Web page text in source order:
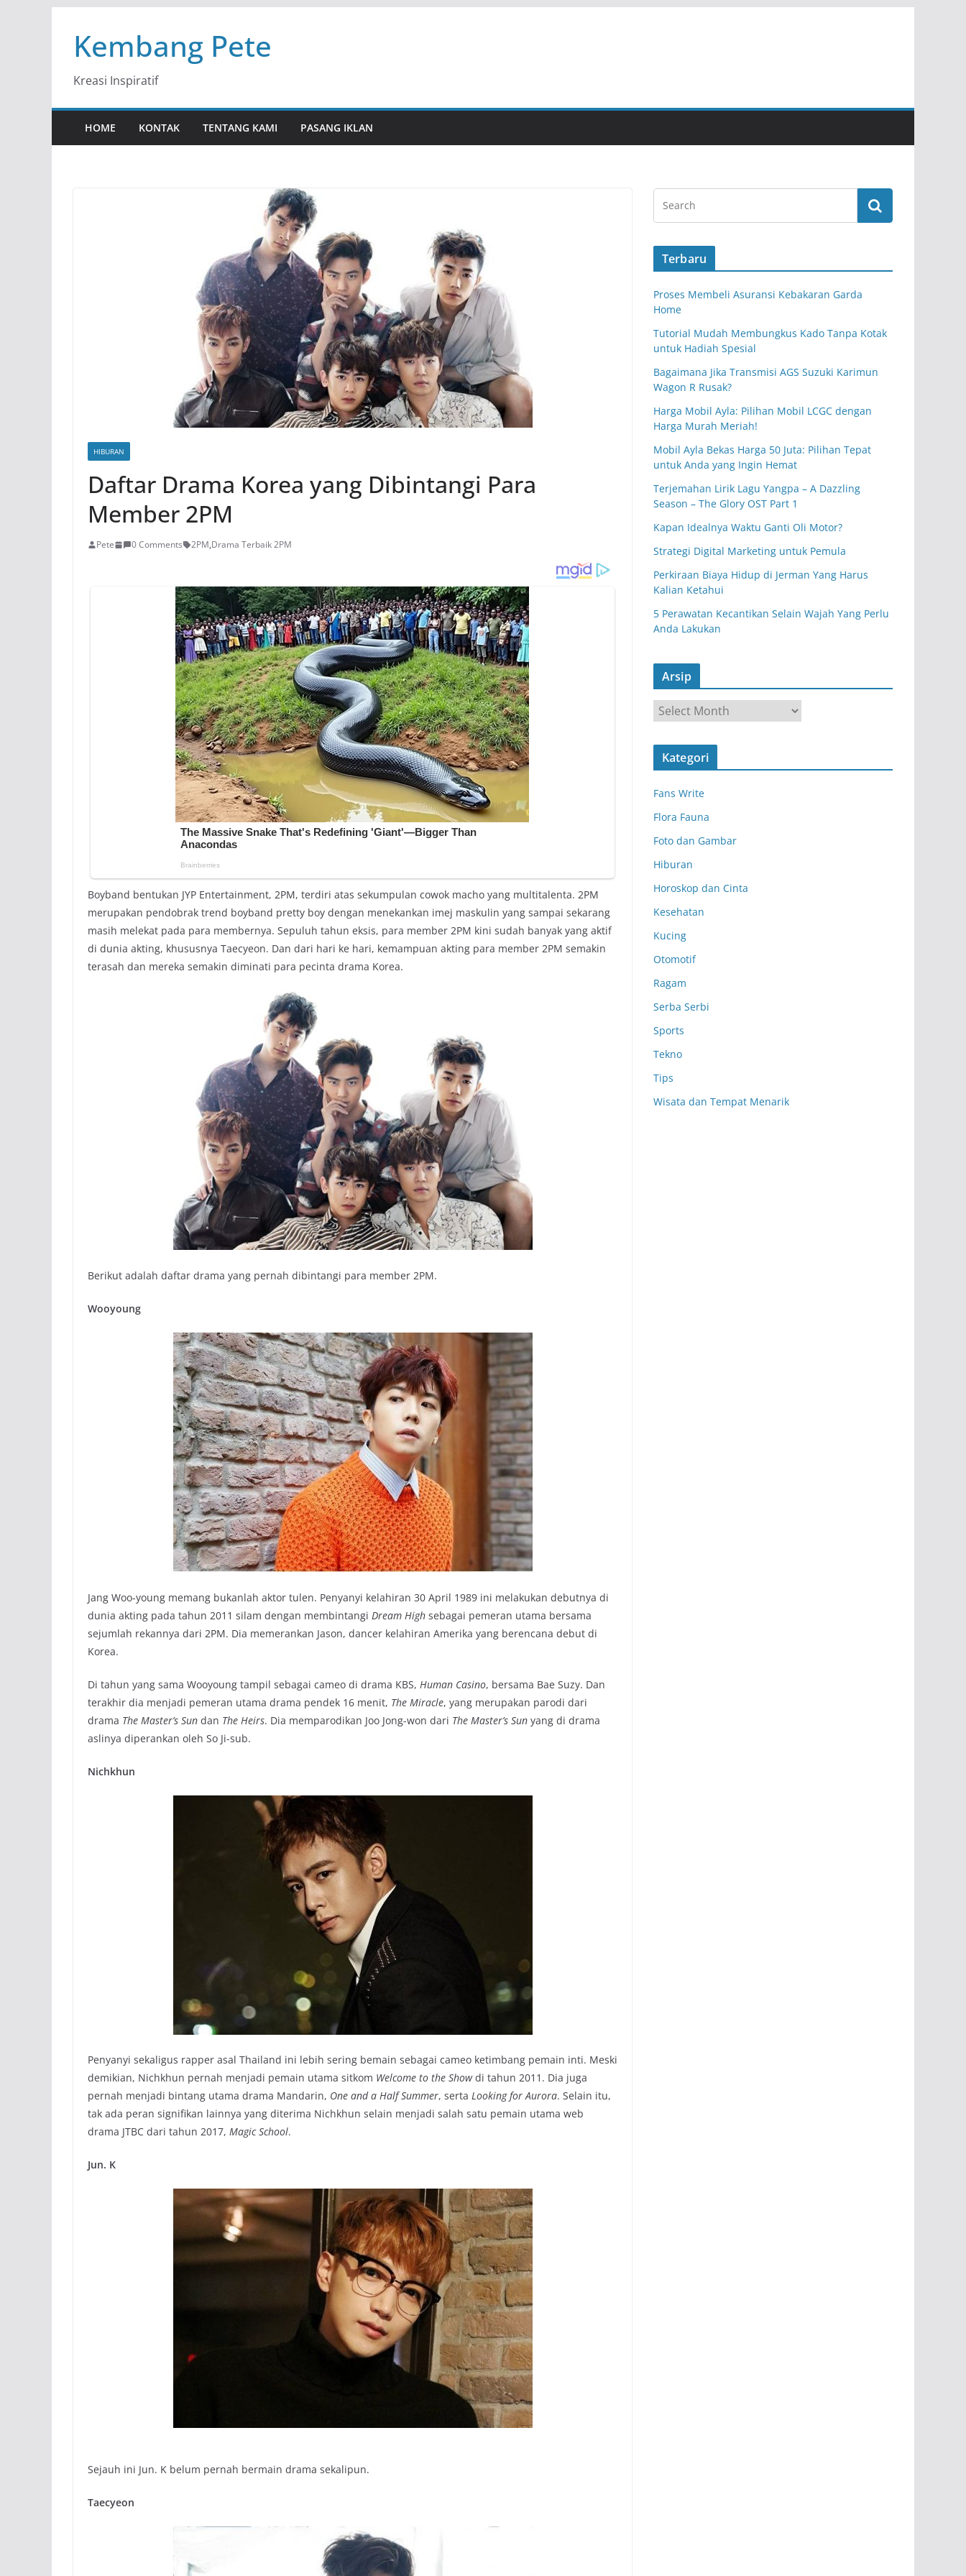
contentKembang Pete
Kreasi Inspiratif
HOME KONTAK TENTANG KAMI PASANG IKLAN
HIBURAN
Daftar Drama Korea yang Dibintangi Para
Member 2PM
Pete 0 Comments 2PM,Drama Terbaik 2PM
Boyband bentukan JYP Entertainment, 2PM, terdiri atas sekumpulan cowok macho yang multitalenta. 2PM
merupakan pendobrak trend boyband pretty boy dengan menekankan imej maskulin yang sampai sekarang
masih melekat pada para membernya. Sepuluh tahun eksis, para member 2PM kini sudah banyak yang aktif
di dunia akting, khususnya Taecyeon. Dan dari hari ke hari, kemampuan akting para member 2PM semakin
terasah dan mereka semakin diminati para pecinta drama Korea.
Berikut adalah daftar drama yang pernah dibintangi para member 2PM.
Wooyoung
Jang Woo-young memang bukanlah aktor tulen. Penyanyi kelahiran 30 April 1989 ini melakukan debutnya di
dunia akting pada tahun 2011 silam dengan membintangi Dream High sebagai pemeran utama bersama
sejumlah rekannya dari 2PM. Dia memerankan Jason, dancer kelahiran Amerika yang berencana debut di
Korea.
Di tahun yang sama Wooyoung tampil sebagai cameo di drama KBS, Human Casino, bersama Bae Suzy. Dan
terakhir dia menjadi pemeran utama drama pendek 16 menit, The Miracle, yang merupakan parodi dari
drama The Master’s Sun dan The Heirs. Dia memparodikan Joo Jong-won dari The Master’s Sun yang di drama
aslinya diperankan oleh So Ji-sub.
Nichkhun
Penyanyi sekaligus rapper asal Thailand ini lebih sering bemain sebagai cameo ketimbang pemain inti. Meski
demikian, Nichkhun pernah menjadi pemain utama sitkom Welcome to the Showdi tahun 2011. Dia juga
pernah menjadi bintang utama drama Mandarin, One and a Half Summer, serta Looking for Aurora. Selain itu,
tak ada peran signifikan lainnya yang diterima Nichkhun selain menjadi salah satu pemain utama web
drama JTBC dari tahun 2017, Magic School.
Jun. K
Sejauh ini Jun. K belum pernah bermain drama sekalipun.
Taecyeon
Terbaru
Proses Membeli Asuransi Kebakaran Garda
Home
Tutorial Mudah Membungkus Kado Tanpa Kotak
untuk Hadiah Spesial
Bagaimana Jika Transmisi AGS Suzuki Karimun
Wagon R Rusak?
Harga Mobil Ayla: Pilihan Mobil LCGC dengan
Harga Murah Meriah!
Mobil Ayla Bekas Harga 50 Juta: Pilihan Tepat
untuk Anda yang Ingin Hemat
Terjemahan Lirik Lagu Yangpa – A Dazzling
Season – The Glory OST Part 1
Kapan Idealnya Waktu Ganti Oli Motor?
Strategi Digital Marketing untuk Pemula
Perkiraan Biaya Hidup di Jerman Yang Harus
Kalian Ketahui
5 Perawatan Kecantikan Selain Wajah Yang Perlu
Anda Lakukan
Arsip
r
s
Kategori
Fans Write
Flora Fauna
Foto dan Gambar
Hiburan
Horoskop dan Cinta
Kesehatan
Kucing
Otomotif
Ragam
Serba Serbi
Sports
Tekno
Tips
Wisata dan Tempat Menarik